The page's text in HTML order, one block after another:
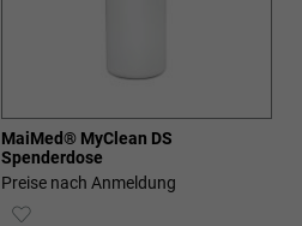
MaiMed® MyClean DS
Spenderdose
Preise nach Anmeldung